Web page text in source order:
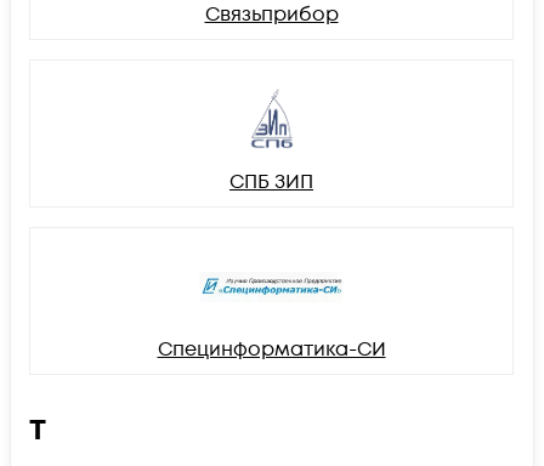
Связьприбор
СПБ ЗИП
Специнформатика-СИ
Т